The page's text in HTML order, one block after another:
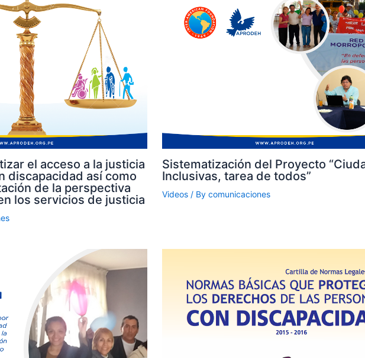
el acceso a la justicia
discapacidad así como
de la perspectiva
los servicios de justicia
Sistematización del Proyecto
Inclusivas, tarea de todos”
Videos/ By comunicaciones